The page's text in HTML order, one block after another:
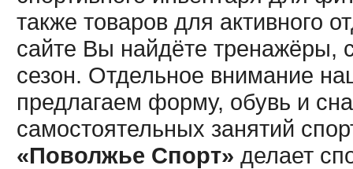
также товаров для активного
сайте Вы найдёте тренажёры,
сезон. Отдельное внимание
предлагаем форму, обувь и
самостоятельных занятий
«Поволжье Спорт» делает